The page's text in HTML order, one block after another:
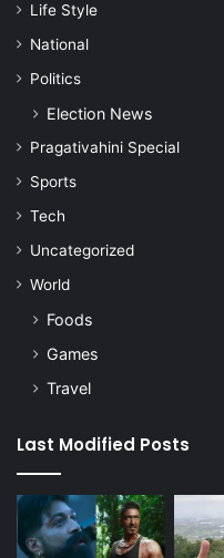
Life Style
National
Politics
Election News
Pragativahini Special
Sports
Tech
Uncategorized
World
Foods
Games
Travel
Last Modified Posts